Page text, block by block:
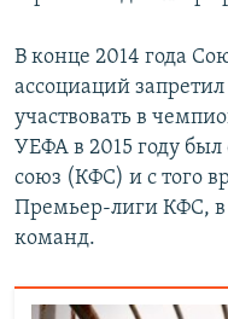
В конце 2014 года
ассоциаций
участвовать в
УЕФА в 2015 году
союз (КФС) и с того
Премьер-лиги КФС, в
команд.